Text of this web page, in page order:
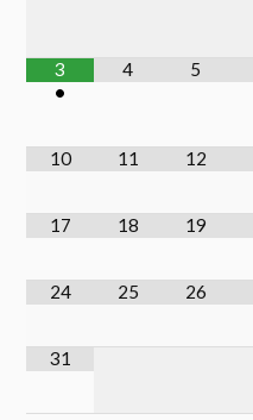
3
•
4 5
10 11 12
17 18 19
24 25 26
31